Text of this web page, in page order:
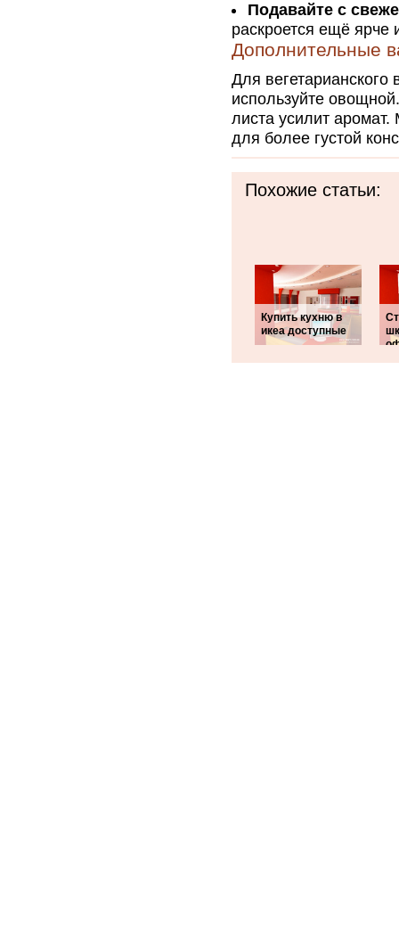
Подавайте с
раскроется ещё
Дополнительные
Для
используйте
листа усилит
для более густой
Похожие статьи:
Купить кухню в
икеа доступные